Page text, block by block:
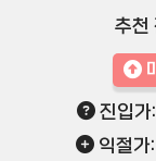
추천
진입가
익절가